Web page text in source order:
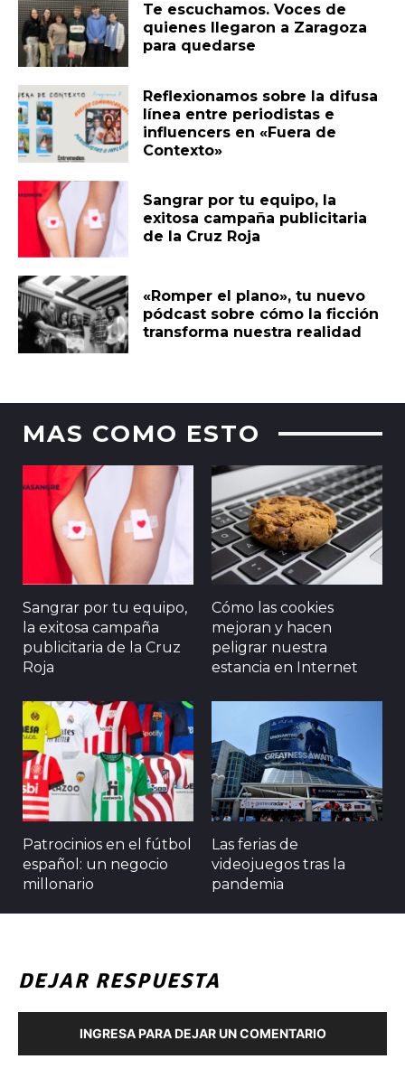
Te escuchamos. Voces de
quienes llegaron a Zaragoza
para quedarse
Reflexionamos sobre la difusa
línea entre periodistas e
influencers en «Fuera de
Contexto»
Sangrar por tu equipo, la
exitosa campaña publicitaria
de la Cruz Roja
«Romper el plano», tu nuevo
pódcast sobre cómo la ficción
transforma nuestra realidad
MAS COMO ESTO
Sangrar por tu equipo,
la exitosa campaña
publicitaria de la Cruz
Roja
Cómo las cookies
mejoran y hacen
peligrar nuestra
estancia en Internet
Patrocinios en el fútbol
español: un negocio
millonario
Las ferias de
videojuegos tras la
pandemia
DEJAR RESPUESTA
INGRESA PARA DEJAR UN COMENTARIO